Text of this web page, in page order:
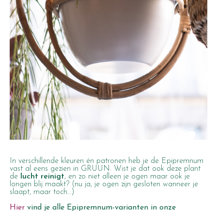
In verschillende kleuren én patronen heb je de Epipremnum
vast al eens gezien in GRUUN. Wist je dat ook deze plant
de lucht reinigt, en zo niet alleen je ogen maar ook je
longen blij maakt? (nu ja, je ogen zijn gesloten wanneer je
slaapt, maar toch…)
Hier vind je alle Epipremnum-varianten in onze